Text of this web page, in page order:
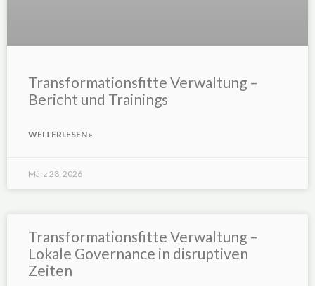
Transformationsfitte Verwaltung –
Bericht und Trainings
WEITERLESEN »
März 28, 2026
Transformationsfitte Verwaltung –
Lokale Governance in disruptiven
Zeiten